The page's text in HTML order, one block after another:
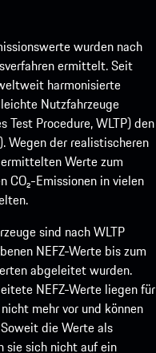
wurden nach
ermittelt. Seit
harmonisierte
Nutzfahrzeuge
Procedure, WLTP) den
Wegen der realistischeren
Werte zum
Emissionen in vielen
sind nach WLTP
NEFZ-Werte bis zum
abgeleitet wurden.
NEFZ-Werte liegen für
mehr vor und können
die Werte als
sie sich nicht auf ein